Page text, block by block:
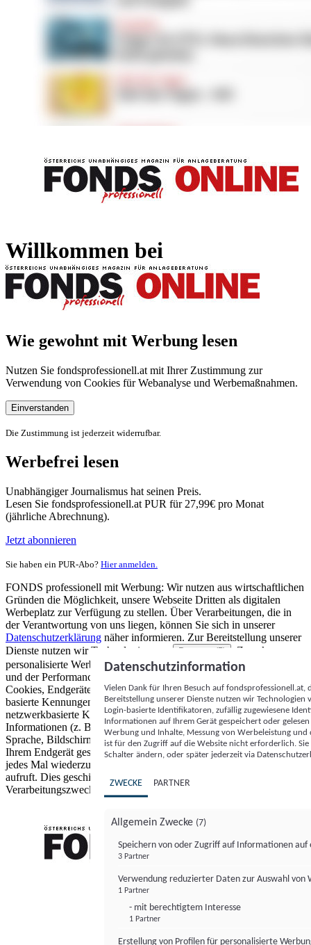
Willkommen bei
Wie gewohnt mit Werbung lesen
Nutzen Sie fondsprofessionell.at mit Ihrer Zustimmung zur
Verwendung von Cookies für Webanalyse und Werbemaßnahmen.
Einverstanden
Die Zustimmung ist jederzeit widerrufbar.
Werbefrei lesen
Unabhängiger Journalismus hat seinen Preis.
Lesen Sie fondsprofessionell.at PUR für 27,99€ pro Monat
(jährliche Abrechnung).
Jetzt abonnieren
Sie haben ein PUR-Abo? Hier anmelden.
FONDS professionell mit Werbung: Wir nutzen aus wirtschaftlichen
Gründen die Möglichkeit, unsere Webseite Dritten als digitalen
Werbeplatz zur Verfügung zu stellen. Über Verarbeitungen, die in
der Verantwortung von uns liegen, können Sie sich in unserer
Datenschutzerklärung näher informieren. Zur Bereitstellung unserer
Dienste nutzen wir Technologien von
Partnern (5)
. Zwecke:
personalisierte Werbung und Inhalte, Messung von Werbeleistung
und der Performance von Inhalten sowie Zielgruppenforschung.
Cookies, Endgeräte- oder ähnliche Online-Kennungen (z. B. login-
basierte Kennungen, zufällig generierte Kennungen,
netzwerkbasierte Kennungen) können zusammen mit anderen
Informationen (z. B. Browsertyp und Browserinformationen,
Sprache, Bildschirmgröße, unterstützte Technologien usw.) auf
Ihrem Endgerät gespeichert oder von dort ausgelesen werden, um es
jedes Mal wiederzuerkennen, wenn es eine App oder einer Webseite
aufruft. Dies geschieht für einen oder mehrere der hier aufgeführten
Verarbeitungszwecke.
Datenschutzinformation
Vielen Dank für Ihren Besuch auf
Bereitstellung unserer Dienste nutzen wir Technologien
Login-basierte Identifikatoren, zufällig zugewiesene
Informationen auf Ihrem Gerät gespeichert oder
Werbung und Inhalte, Messung von Werbeleistung
ist für den Zugriff auf die Website nicht erforderlich.
Schalter ändern, oder später jederzeit via
ZWECKE PARTNER
Allgemein Zwecke (7)
Speichern von oder Zugriff auf Informationen auf
3 Partner
Verwendung reduzierter Daten zur Auswahl von
1 Partner
- mit berechtigtem Interesse
1 Partner
Erstellung von Profilen für personalisierte
FONDS professionell